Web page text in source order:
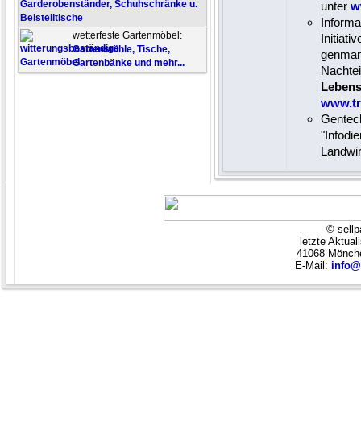
Garderobenständer, Schuhschränke u.
Beistelltische
wetterfeste Gartenmöbel:
Gartenstühle, Tische,
Gartenbänke und mehr...
unter
©
letzte
41068
E-Mail: